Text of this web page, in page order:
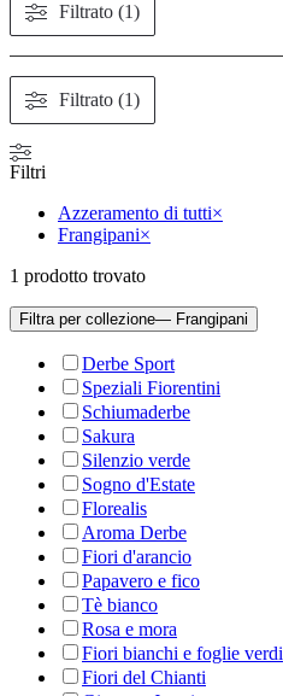
Filtrato (1)
Filtrato (1)
Filtri
Azzeramento di tutti×
Frangipani×
1 prodotto trovato
Filtra per collezione— Frangipani
Derbe Sport
Speziali Fiorentini
Schiumaderbe
Sakura
Silenzio verde
Sogno d'Estate
Florealis
Aroma Derbe
Fiori d'arancio
Papavero e fico
Tè bianco
Rosa e mora
Fiori bianchi e foglie verdi
Fiori del Chianti